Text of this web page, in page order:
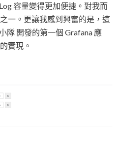
容量變得更加便捷。對我而
一。更讓我感到興奮的是，這
隊 開發的第一個 Grafana 應
實現。